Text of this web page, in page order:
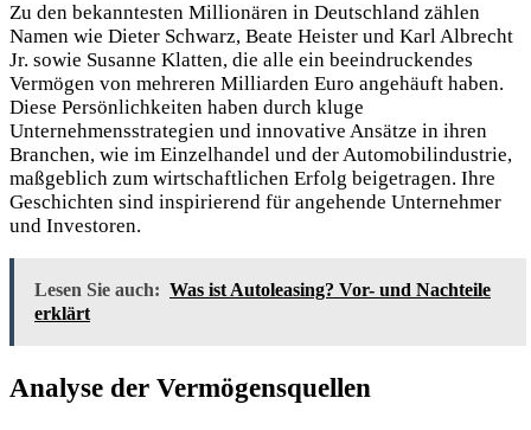
Zu den bekanntesten Millionären in Deutschland zählen
Namen wie Dieter Schwarz, Beate Heister und Karl Albrecht
Jr. sowie Susanne Klatten, die alle ein beeindruckendes
Vermögen von mehreren Milliarden Euro angehäuft haben.
Diese Persönlichkeiten haben durch kluge
Unternehmensstrategien und innovative Ansätze in ihren
Branchen, wie im Einzelhandel und der Automobilindustrie,
maßgeblich zum wirtschaftlichen Erfolg beigetragen. Ihre
Geschichten sind inspirierend für angehende Unternehmer
und Investoren.
Lesen Sie auch: Was ist Autoleasing? Vor- und Nachteile
erklärt
Analyse der Vermögensquellen